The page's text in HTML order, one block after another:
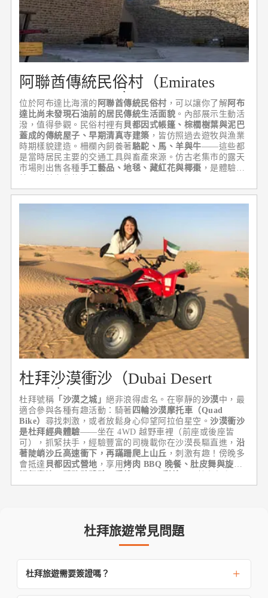
阿聯酋傳統民俗村（Emirates
Heritage Village）
位於阿布達比海濱的 阿聯酋傳統民俗村 ，可以讓你了解阿布
達比尚未發現石油前的居民傳統生活面貌 。內部展示生動活
潑，值得參觀。民俗村裡有 貝都因式帳篷、棕櫚樹葉與泥巴
蓋成的傳統屋子、早期清真寺建築 ，皆仿照過去遊牧與漁業
時期樣貌建造。柵欄內飼養著駱駝、馬、羊與牛——這些都
是當時居民主要的交通工具與畜產來源。仿古老集市的露天
市場則出售各種手工藝品、地毯、藏紅花與椰棗 ，是體驗傳
杜拜沙漠衝沙（Dubai Desert
Safari）
杜拜號稱 「沙漠之城」絕非浪得虛名。在寧靜的沙漠中，最
適合參與各種有趣活動：騎著 四輪沙漠摩托車（Quad
Bike） 尋找刺激，或者放鬆身心仰望阿拉伯星空。沙漠衝沙
是杜拜經典體驗——坐在 4WD 越野車裡（前座或後座皆
可），抓緊扶手，經驗豐富的司機載你在沙漠長驅直進， 沿
著陡峭沙丘高速衝下，再蹣跚爬上山丘 ，刺激有趣！傍晚多
會抵達 貝都因式營地 ，享用烤肉 BBQ 晚餐、肚皮舞與旋轉
具記憶點的活動之一。
杜拜旅遊常見問題
杜拜旅遊需要簽證嗎？